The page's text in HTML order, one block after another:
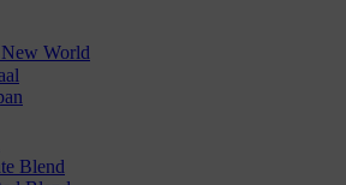
World
Blend